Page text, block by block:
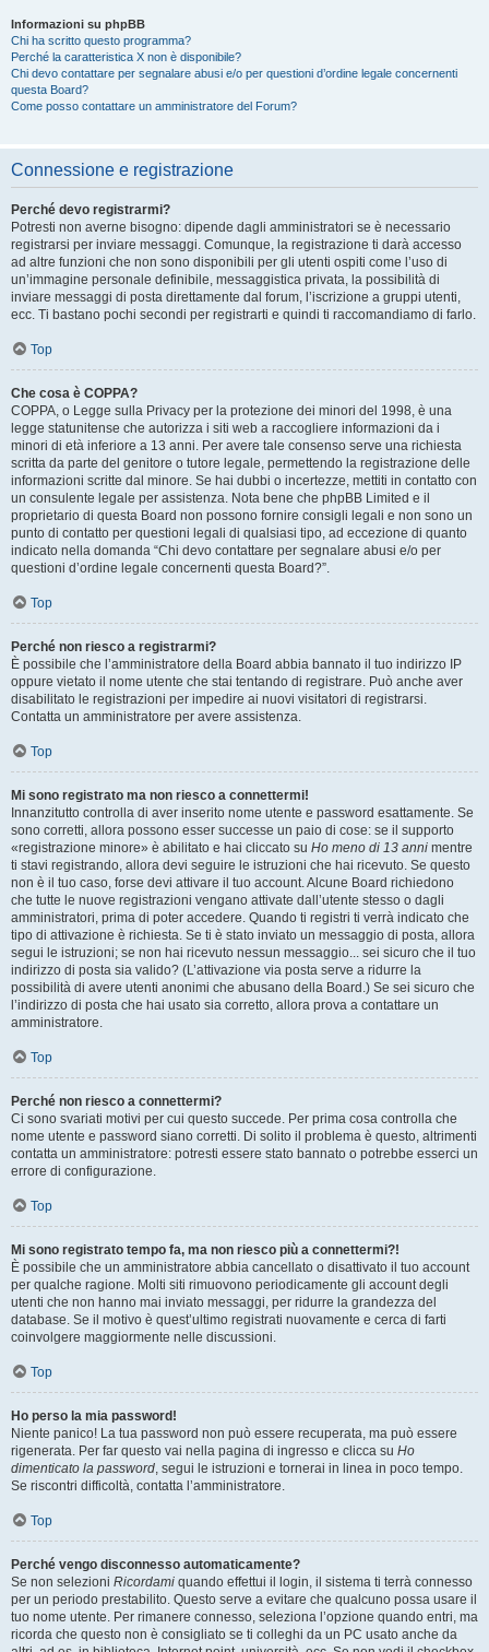
Informazioni su phpBB
Chi ha scritto questo programma?
Perché la caratteristica X non è disponibile?
Chi devo contattare per segnalare abusi e/o per questioni d’ordine legale concernenti
questa Board?
Come posso contattare un amministratore del Forum?
Connessione e registrazione
Perché devo registrarmi?
Potresti non averne bisogno: dipende dagli amministratori se è necessario
registrarsi per inviare messaggi. Comunque, la registrazione ti darà accesso
ad altre funzioni che non sono disponibili per gli utenti ospiti come l’uso di
un’immagine personale definibile, messaggistica privata, la possibilità di
inviare messaggi di posta direttamente dal forum, l’iscrizione a gruppi utenti,
ecc. Ti bastano pochi secondi per registrarti e quindi ti raccomandiamo di farlo.
Top
Che cosa è COPPA?
COPPA, o Legge sulla Privacy per la protezione dei minori del 1998, è una
legge statunitense che autorizza i siti web a raccogliere informazioni da i
minori di età inferiore a 13 anni. Per avere tale consenso serve una richiesta
scritta da parte del genitore o tutore legale, permettendo la registrazione delle
informazioni scritte dal minore. Se hai dubbi o incertezze, mettiti in contatto con
un consulente legale per assistenza. Nota bene che phpBB Limited e il
proprietario di questa Board non possono fornire consigli legali e non sono un
punto di contatto per questioni legali di qualsiasi tipo, ad eccezione di quanto
indicato nella domanda “Chi devo contattare per segnalare abusi e/o per
questioni d’ordine legale concernenti questa Board?”.
Top
Perché non riesco a registrarmi?
È possibile che l’amministratore della Board abbia bannato il tuo indirizzo IP
oppure vietato il nome utente che stai tentando di registrare. Può anche aver
disabilitato le registrazioni per impedire ai nuovi visitatori di registrarsi.
Contatta un amministratore per avere assistenza.
Top
Mi sono registrato ma non riesco a connettermi!
Innanzitutto controlla di aver inserito nome utente e password esattamente. Se
sono corretti, allora possono esser successe un paio di cose: se il supporto
«registrazione minore» è abilitato e hai cliccato su Ho meno di 13 anni mentre
ti stavi registrando, allora devi seguire le istruzioni che hai ricevuto. Se questo
non è il tuo caso, forse devi attivare il tuo account. Alcune Board richiedono
che tutte le nuove registrazioni vengano attivate dall’utente stesso o dagli
amministratori, prima di poter accedere. Quando ti registri ti verrà indicato che
tipo di attivazione è richiesta. Se ti è stato inviato un messaggio di posta, allora
segui le istruzioni; se non hai ricevuto nessun messaggio... sei sicuro che il tuo
indirizzo di posta sia valido? (L’attivazione via posta serve a ridurre la
possibilità di avere utenti anonimi che abusano della Board.) Se sei sicuro che
l’indirizzo di posta che hai usato sia corretto, allora prova a contattare un
amministratore.
Top
Perché non riesco a connettermi?
Ci sono svariati motivi per cui questo succede. Per prima cosa controlla che
nome utente e password siano corretti. Di solito il problema è questo, altrimenti
contatta un amministratore: potresti essere stato bannato o potrebbe esserci un
errore di configurazione.
Top
Mi sono registrato tempo fa, ma non riesco più a connettermi?!
È possibile che un amministratore abbia cancellato o disattivato il tuo account
per qualche ragione. Molti siti rimuovono periodicamente gli account degli
utenti che non hanno mai inviato messaggi, per ridurre la grandezza del
database. Se il motivo è quest’ultimo registrati nuovamente e cerca di farti
coinvolgere maggiormente nelle discussioni.
Top
Ho perso la mia password!
Niente panico! La tua password non può essere recuperata, ma può essere
rigenerata. Per far questo vai nella pagina di ingresso e clicca su Ho
dimenticato la password, segui le istruzioni e tornerai in linea in poco tempo.
Se riscontri difficoltà, contatta l’amministratore.
Top
Perché vengo disconnesso automaticamente?
Se non selezioni Ricordami quando effettui il login, il sistema ti terrà connesso
per un periodo prestabilito. Questo serve a evitare che qualcuno possa usare il
tuo nome utente. Per rimanere connesso, seleziona l’opzione quando entri, ma
ricorda che questo non è consigliato se ti colleghi da un PC usato anche da